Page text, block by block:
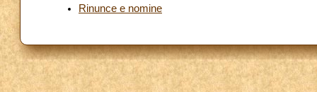
Rinunce e nomine